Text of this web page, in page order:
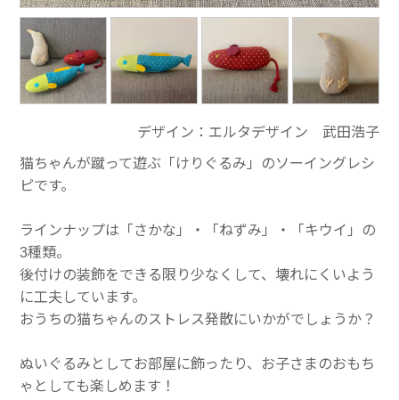
デザイン：エルタデザイン 武田浩子
猫ちゃんが蹴って遊ぶ「けりぐるみ」のソーイングレシ
ピです。
ラインナップは「さかな」・「ねずみ」・「キウイ」の
3種類。
後付けの装飾をできる限り少なくして、壊れにくいよう
に工夫しています。
おうちの猫ちゃんのストレス発散にいかがでしょうか？
ぬいぐるみとしてお部屋に飾ったり、お子さまのおもち
ゃとしても楽しめます！